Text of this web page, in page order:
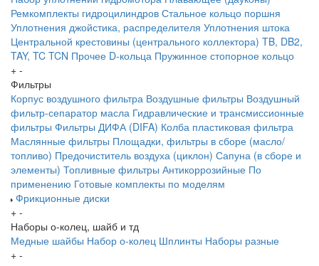
Ремкомплекты гидроцилиндров Стальное кольцо поршня
Уплотнения джойстика, распределителя Уплотнения штока
Центральной крестовины (центрального коллектора) TB, DB2,
TAY, TC TCN Прочее D-кольца Пружинное стопорное кольцо
+ -
Фильтры
Корпус воздушного фильтра Воздушные фильтры Воздушный
фильтр-сепаратор масла Гидравлические и трансмиссионные
фильтры Фильтры ДИФА (DIFA) Колба пластиковая фильтра
Маслянные фильтры Площадки, фильтры в сборе (масло/
топливо) Предочиститель воздуха (циклон) Сапуна (в сборе и
элементы) Топливные фильтры Антикоррозийные По
применению Готовые комплекты по моделям
Фрикционные диски
+ -
Наборы о-колец, шайб и тд
Медные шайбы Набор о-колец Шплинты Наборы разные
+ -